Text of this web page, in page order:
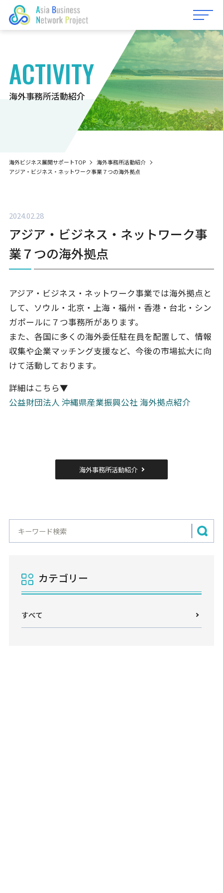
For those wishing toexpand into
Okinawa
7つのメリット
立地・提携実績紹介
海外からの会社設立
よくある質問
お知らせ
イベント
海外ビジネス展開サポート
海外事務所・委託駐在員
海外展開事業計画書ガイド
知って得する！中小企業100の支援
お知らせ
お問い合わせ
098-894-6288
ACTIVITY
海外事務所活動紹介
海外ビジネス展開サポートTOP
海外事務所活動紹介
アジア・ビジネス・ネットワーク事業７つの海外拠点
2024.02.28
アジア・ビジネス・ネットワーク事
業７つの海外拠点
アジア・ビジネス・ネットワーク事業では海外拠点と
して、ソウル・北京・上海・福州・香港・台北・シン
ガポールに７つ事務所があります。
また、各国に多くの海外委任駐在員を配置して、情報
収集や企業マッチング支援など、今後の市場拡大に向
けて活動しております。
詳細はこちら▼
公益財団法人 沖縄県産業振興公社 海外拠点紹介
海外事務所活動紹介
カテゴリー
すべて